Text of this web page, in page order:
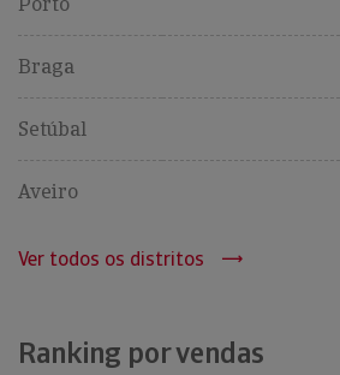
Braga
Setúbal
Aveiro
Ver todos os distritos
Ranking por vendas